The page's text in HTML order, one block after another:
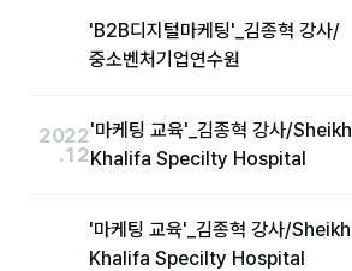
고객사 레퍼런스
AI입문
'B2B디지털마케팅'_김종혁 강사/
중소벤처기업연수원
2022
.12
'마케팅 교육'_김종혁 강사/Sheikh
Khalifa Specilty Hospital
'마케팅 교육'_김종혁 강사/Sheikh
Khalifa Specilty Hospital